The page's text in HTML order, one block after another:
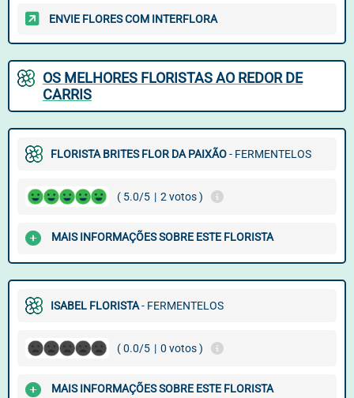
ENVIE FLORES COM INTERFLORA
OS MELHORES FLORISTAS AO REDOR DE
CARRIS
FLORISTA BRITES FLOR DA PAIXÃO- FERMENTELOS
( 5.0/5 | 2 votos )
MAIS INFORMAÇÕES SOBRE ESTE FLORISTA
ISABEL FLORISTA- FERMENTELOS
( 0.0/5 | 0 votos )
MAIS INFORMAÇÕES SOBRE ESTE FLORISTA